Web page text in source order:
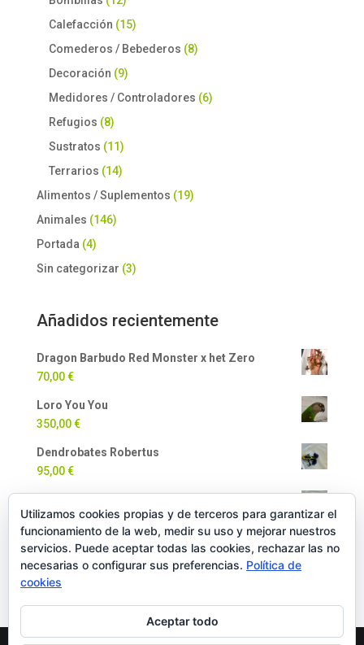
Calefacción (15)
Comederos / Bebederos (8)
Decoración (9)
Medidores / Controladores (6)
Refugios (8)
Sustratos (11)
Terrarios (14)
Alimentos / Suplementos (19)
Animales (146)
Portada (4)
Sin categorizar (3)
Añadidos recientemente
Dragon Barbudo Red Monster x het Zero
70,00€
Loro You You
350,00€
Dendrobates Robertus
95,00€
90,00€
Milpiés Gigante
35,00€
Utilizamos cookies propias y de terceros para garantizar el
funcionamiento de la web, medir su uso y mejorar nuestros
servicios. Puede aceptar todas las cookies, rechazar las no
necesarias o configurar sus preferencias. Política de
cookies
Aceptar todo